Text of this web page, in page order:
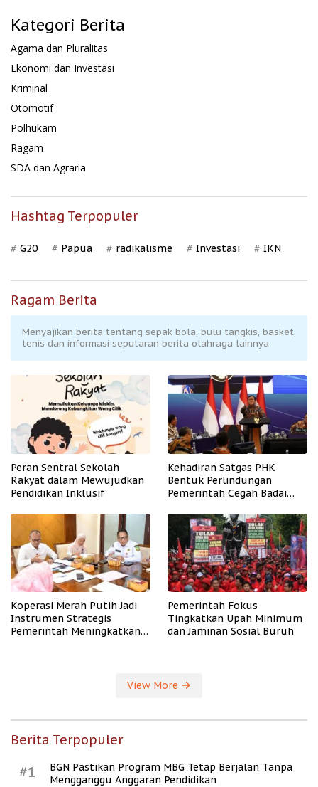
Kategori Berita
Agama dan Pluralitas
Ekonomi dan Investasi
Kriminal
Otomotif
Polhukam
Ragam
SDA dan Agraria
Hashtag Terpopuler
G20 Papua radikalisme Investasi IKN
Ragam Berita
Menyajikan berita tentang sepak bola, bulu tangkis, basket,
tenis dan informasi seputaran berita olahraga lainnya
Peran Sentral Sekolah
Rakyat dalam Mewujudkan
Pendidikan Inklusif
Kehadiran Satgas PHK
Bentuk Perlindungan
Pemerintah Cegah Badai
Koperasi Merah Putih Jadi
Instrumen Strategis
Pemerintah Meningkatkan
Pemerintah Fokus
Tingkatkan Upah Minimum
dan Jaminan Sosial Buruh
View More
Berita Terpopuler
#1
BGN Pastikan Program MBG Tetap Berjalan Tanpa
Mengganggu Anggaran Pendidikan